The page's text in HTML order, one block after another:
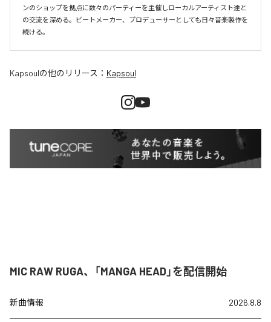
ンのショップを拠点に数々のパーティーを主催しローカルアーティスト達と
の交流を深める。ビートメーカー、プロデューサーとしても日々音楽製作を
続ける。
Kapsoulの他のリリース： Kapsoul
MIC RAW RUGA、「MANGA HEAD」を配信開始
新曲情報 2026.8.8